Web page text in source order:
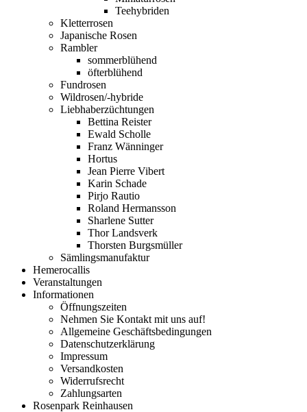
Teehybriden
Kletterrosen
Japanische Rosen
Rambler
sommerblühend
öfterblühend
Fundrosen
Wildrosen/-hybride
Liebhaberzüchtungen
Bettina Reister
Ewald Scholle
Franz Wänninger
Hortus
Jean Pierre Vibert
Karin Schade
Pirjo Rautio
Roland Hermansson
Sharlene Sutter
Thor Landsverk
Thorsten Burgsmüller
Sämlingsmanufaktur
Hemerocallis
Veranstaltungen
Informationen
Öffnungszeiten
Nehmen Sie Kontakt mit uns auf!
Allgemeine Geschäftsbedingungen
Datenschutzerklärung
Impressum
Versandkosten
Widerrufsrecht
Zahlungsarten
Rosenpark Reinhausen